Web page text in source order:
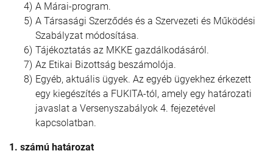
A Márai-program.
A Társasági Szerződés és a Szervezeti és Működési
Szabályzat módosítása.
Tájékoztatás az MKKE gazdálkodásáról.
Az Etikai Bizottság beszámolója.
Egyéb, aktuális ügyek. Az egyéb ügyekhez érkezett
egy kiegészítés a FUKITA-tól, amely egy határozati
javaslat a Versenyszabályok 4. fejezetével
kapcsolatban.
1. számú határozat